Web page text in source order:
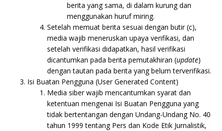
berita yang sama, di dalam kurung dan
menggunakan huruf miring.
Setelah memuat berita sesuai dengan butir (c),
media wajib meneruskan upaya verifikasi, dan
setelah verifikasi didapatkan, hasil verifikasi
dicantumkan pada berita pemutakhiran (update)
dengan tautan pada berita yang belum terverifikasi.
Isi Buatan Pengguna (User Generated Content)
Media siber wajib mencantumkan syarat dan
ketentuan mengenai Isi Buatan Pengguna yang
tidak bertentangan dengan Undang-Undang No. 40
tahun 1999 tentang Pers dan Kode Etik Jurnalistik,